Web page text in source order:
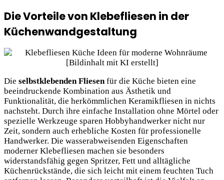
Die Vorteile von Klebefliesen in der
Küchenwandgestaltung
Die selbstklebenden Fliesenfür die Küche bieten eine
beeindruckende Kombination aus Ästhetik und
Funktionalität, die herkömmlichen Keramikfliesen in nichts
nachsteht. Durch ihre einfache Installation ohne Mörtel oder
spezielle Werkzeuge sparen Hobbyhandwerker nicht nur
Zeit, sondern auch erhebliche Kosten für professionelle
Handwerker. Die wasserabweisenden Eigenschaften
moderner Klebefliesen machen sie besonders
widerstandsfähig gegen Spritzer, Fett und alltägliche
Küchenrückstände, die sich leicht mit einem feuchten Tuch